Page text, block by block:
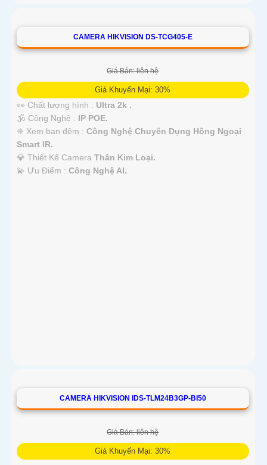
CAMERA HIKVISION DS-TCG405-E
Giá Bán: liên hệ
Giá Khuyến Mại: 30%
👀 Chất lượng hình : Ultra 2k .
🕉️ Công Nghệ : IP POE.
❈ Xem ban đêm : Công Nghệ Chuyên Dụng Hồng Ngoại
Smart IR.
💎 Thiết Kế Camera Thân Kim Loại.
️💫 Ưu Điểm : Công Nghệ AI.
CAMERA HIKVISION IDS-TLM24B3GP-BI50
Giá Bán: liên hệ
Giá Khuyến Mại: 30%